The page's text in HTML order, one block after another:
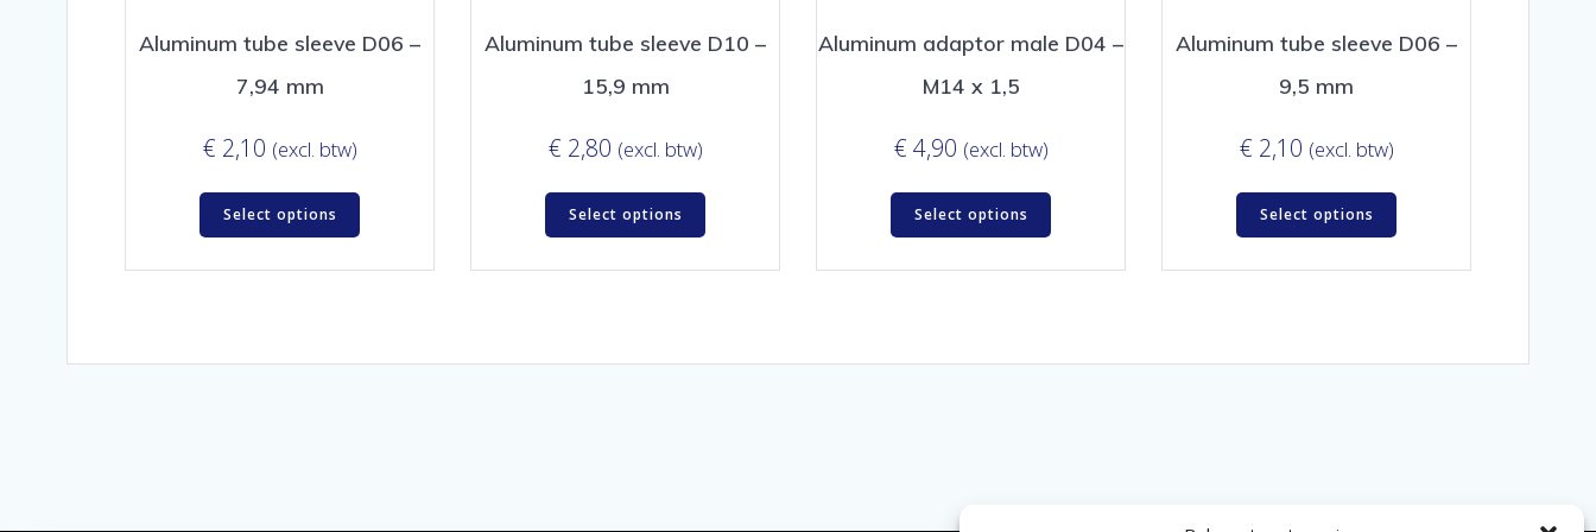
Aluminum tube sleeve D06 –
7,94 mm
€ 2,10 (excl. btw)
Select options
Aluminum tube sleeve D10 –
15,9 mm
€ 2,80 (excl. btw)
Select options
Aluminum adaptor male D04 –
M14 x 1,5
€ 4,90 (excl. btw)
Select options
Aluminum tube sleeve D06 –
9,5 mm
€ 2,10 (excl. btw)
Select options